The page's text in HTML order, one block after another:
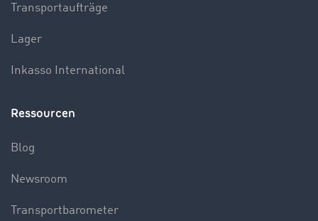
Transportaufträge
Lager
Inkasso International
Ressourcen
Blog
Newsroom
Transportbarometer